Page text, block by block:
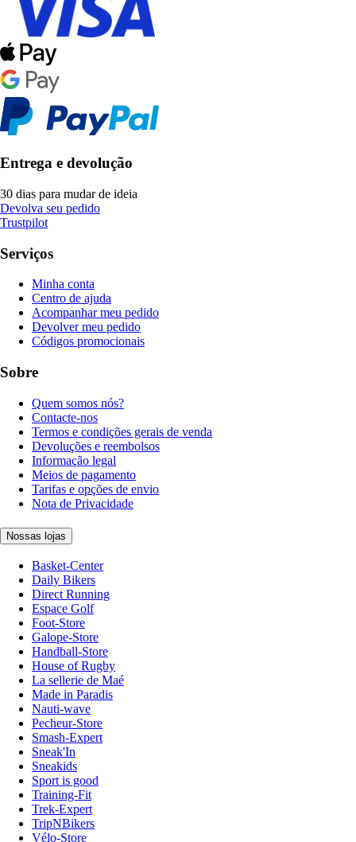
Entrega e devolução
30 dias para mudar de ideia
Devolva seu pedido
Trustpilot
Serviços
Minha conta
Centro de ajuda
Acompanhar meu pedido
Devolver meu pedido
Códigos promocionais
Sobre
Quem somos nós?
Contacte-nos
Termos e condições gerais de venda
Devoluções e reembolsos
Informação legal
Meios de pagamento
Tarifas e opções de envio
Nota de Privacidade
Nossas lojas
Basket-Center
Daily Bikers
Direct Running
Espace Golf
Foot-Store
Galope-Store
Handball-Store
House of Rugby
La sellerie de Maé
Made in Paradis
Nauti-wave
Pecheur-Store
Smash-Expert
Sneak'In
Sneakids
Sport is good
Training-Fit
Trek-Expert
TripNBikers
Vélo-Store